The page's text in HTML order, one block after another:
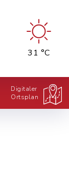
31 °C
Digitaler
Ortsplan